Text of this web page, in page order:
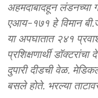
अहमदाबादहून लंडनच्या
एआय-१७१ हे विमान
या अपघातात २४१
प्रशिक्षणार्थी
दुपारी दीडची वेळ.
बसले होते. भरल्या